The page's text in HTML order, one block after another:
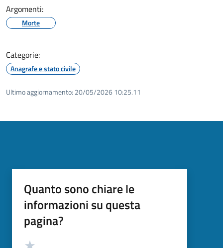
Argomenti:
Morte
Categorie:
Anagrafe e stato civile
Ultimo aggiornamento: 20/05/2026 10:25.11
Quanto sono chiare le
informazioni su questa
pagina?
Valutazione